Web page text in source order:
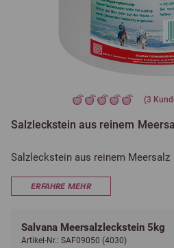
(3
Salzleckstein aus reinem
Salzleckstein aus reinem Meersalz
ERFAHRE MEHR
Salvana Meersalzleckstein 5kg
Artikel-Nr.: SAF09050 (4030)